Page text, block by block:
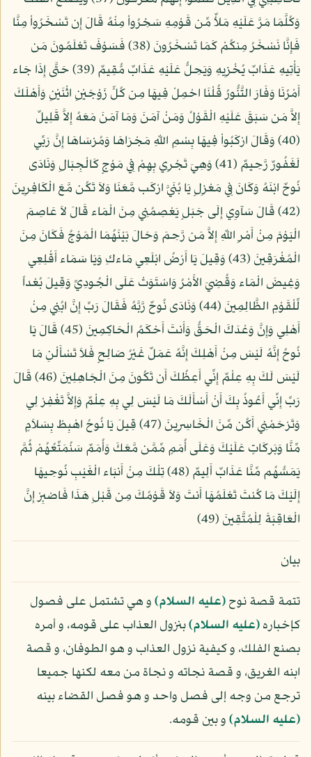
وَكُلَّمَا مَرَّ عَلَيْهِ مَلأٌ مِّن قَوْمِهِ سَخِرُواْ مِنْهُ قَالَ إِن تَسْخَرُواْ مِنَّا
فَإِنَّا نَسْخَرُ مِنكُمْ كَمَا تَسْخَرُونَ (38) فَسَوْفَ تَعْلَمُونَ مَن
يَأْتِيهِ عَذَابٌ يُخْزِيهِ وَيَحِلُّ عَلَيْهِ عَذَابٌ مُّقِيمٌ (39) حَتَّى إِذَا جَاء
أَمْرُنَا وَفَارَ التَّنُّورُ قُلْنَا احْمِلْ فِيهَا مِن كُلٍّ زَوْجَيْنِ اثْنَيْنِ وَأَهْلَكَ
إِلاَّ مَن سَبَقَ عَلَيْهِ الْقَوْلُ وَمَنْ آمَنَ وَمَا آمَنَ مَعَهُ إِلاَّ قَلِيلٌ
(40) وَقَالَ ارْكَبُواْ فِيهَا بِسْمِ اللّهِ مَجْرَاهَا وَمُرْسَاهَا إِنَّ رَبِّي
لَغَفُورٌ رَّحِيمٌ (41) وَهِيَ تَجْرِي بِهِمْ فِي مَوْجٍ كَالْجِبَالِ وَنَادَى
نُوحٌ ابْنَهُ وَكَانَ فِي مَعْزِلٍ يَا بُنَيَّ ارْكَب مَّعَنَا وَلاَ تَكُن مَّعَ الْكَافِرِينَ
(42) قَالَ سَآوِي إِلَى جَبَلٍ يَعْصِمُنِي مِنَ الْمَاء قَالَ لاَ عَاصِمَ
الْيَوْمَ مِنْ أَمْرِ اللّهِ إِلاَّ مَن رَّحِمَ وَحَالَ بَيْنَهُمَا الْمَوْجُ فَكَانَ مِنَ
الْمُغْرَقِينَ (43) وَقِيلَ يَا أَرْضُ ابْلَعِي مَاءكِ وَيَا سَمَاء أَقْلِعِي
وَغِيضَ الْمَاء وَقُضِيَ الأَمْرُ وَاسْتَوَتْ عَلَى الْجُودِيِّ وَقِيلَ بُعْداً
لِّلْقَوْمِ الظَّالِمِينَ (44) وَنَادَى نُوحٌ رَّبَّهُ فَقَالَ رَبِّ إِنَّ ابُنِي مِنْ
أَهْلِي وَإِنَّ وَعْدَكَ الْحَقُّ وَأَنتَ أَحْكَمُ الْحَاكِمِينَ (45) قَالَ يَا
نُوحُ إِنَّهُ لَيْسَ مِنْ أَهْلِكَ إِنَّهُ عَمَلٌ غَيْرُ صَالِحٍ فَلاَ تَسْأَلْنِ مَا
لَيْسَ لَكَ بِهِ عِلْمٌ إِنِّي أَعِظُكَ أَن تَكُونَ مِنَ الْجَاهِلِينَ (46) قَالَ
رَبِّ إِنِّي أَعُوذُ بِكَ أَنْ أَسْأَلَكَ مَا لَيْسَ لِي بِهِ عِلْمٌ وَإِلاَّ تَغْفِرْ لِي
وَتَرْحَمْنِي أَكُن مِّنَ الْخَاسِرِينَ (47) قِيلَ يَا نُوحُ اهْبِطْ بِسَلاَمٍ
مِّنَّا وَبَركَاتٍ عَلَيْكَ وَعَلَى أُمَمٍ مِّمَّن مَّعَكَ وَأُمَمٌ سَنُمَتِّعُهُمْ ثُمَّ
يَمَسُّهُم مِّنَّا عَذَابٌ أَلِيمٌ (48) تِلْكَ مِنْ أَنبَاء الْغَيْبِ نُوحِيهَا
إِلَيْكَ مَا كُنتَ تَعْلَمُهَا أَنتَ وَلاَ قَوْمُكَ مِن قَبْلِ هَذَا فَاصْبِرْ إِنَّ
الْعَاقِبَةَ لِلْمُتَّقِينَ (49)
بيان
تتمة قصة نوح(عليه السلام)و هي تشتمل على فصول
كإخباره(عليه السلام)بنزول العذاب على قومه، و أمره
بصنع الفلك، و كيفية نزول العذاب و هو الطوفان، و قصة
ابنه الغريق، و قصة نجاته و نجاة من معه لكنها جميعا
ترجع من وجه إلى فصل واحد و هو فصل القضاء بينه
(عليه السلام)و بين قومه.